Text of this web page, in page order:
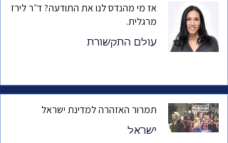
אז מי מהנדס לנו את התודעה? ד״ר לירז
מרגלית.
עולם התקשורת
תמרור האזהרה למדינת ישראל
ישראל